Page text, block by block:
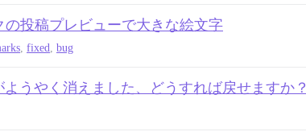
の投稿プレビューで大きな絵文字
fixed bug
ようやく消えました、どうすれば戻せますか？